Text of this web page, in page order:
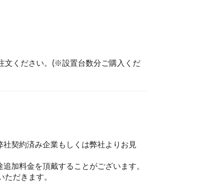
文ください。(※設置台数分ご購入くだ
契約済み企業もしくは弊社よりお見
加料金を頂戴することがございます。
だきます。